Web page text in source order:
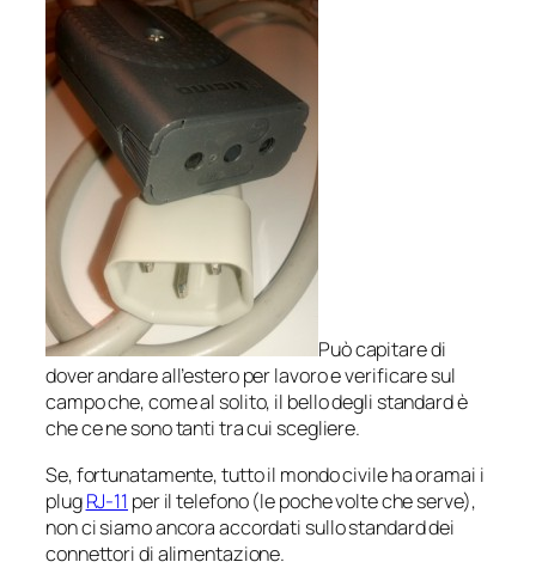
Può capitare di
dover andare all’estero per lavoro e verificare sul
campo che, come al solito, il bello degli standard è
che ce ne sono tanti tra cui scegliere.
Se, fortunatamente, tutto il mondo civile ha oramai i
plugRJ-11 per il telefono (le poche volte che serve),
non ci siamo ancora accordati sullo standard dei
connettori di alimentazione.